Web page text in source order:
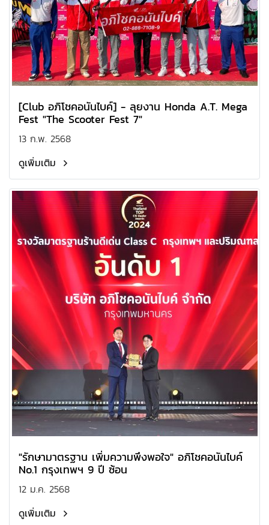
[Club อภิโชคอนันไบค์] - ลุยงาน Honda A.T. Mega
Fest "The Scooter Fest 7"
13 ก.พ. 2568
ดูเพิ่มเติม
"รักษามาตรฐาน เพิ่มความพึงพอใจ" อภิโชคอนันไบค์
No.1 กรุงเทพฯ 9 ปี​ ซ้อน
12 ม.ค. 2568
ดูเพิ่มเติม